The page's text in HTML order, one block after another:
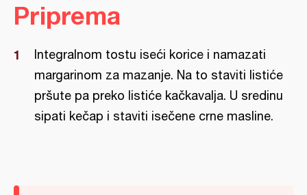
Priprema
Integralnom tostu iseći korice i namazati
margarinom za mazanje. Na to staviti listiće
pršute pa preko listiće kačkavalja. U sredinu
sipati kečap i staviti isečene crne masline.